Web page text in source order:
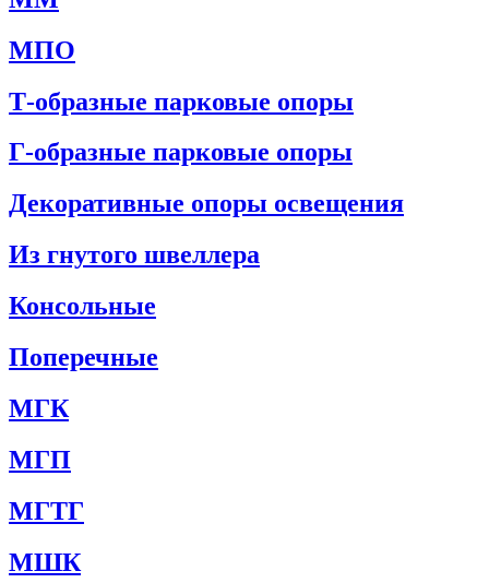
МПО
Т-образные парковые опоры
Г-образные парковые опоры
Декоративные опоры освещения
Из гнутого швеллера
Консольные
Поперечные
МГК
МГП
МГТГ
МШК